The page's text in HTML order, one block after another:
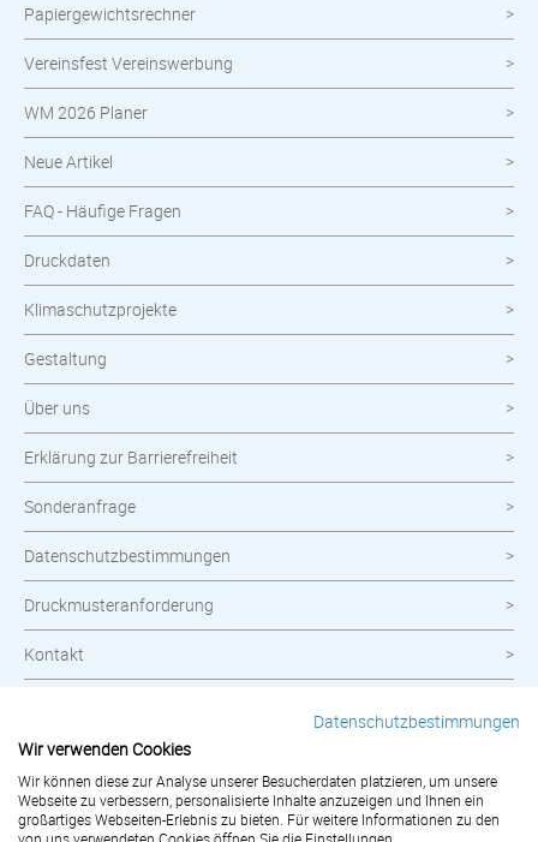
Wahlen
Neuheiten im Shop
Papiergewichtsrechner
Vereinsfest Vereinswerbung
WM 2026 Planer
Neue Artikel
FAQ - Häufige Fragen
Druckdaten
Klimaschutzprojekte
Gestaltung
Über uns
Erklärung zur Barrierefreiheit
Sonderanfrage
Datenschutzbestimmungen
Druckmusteranforderung
Kontakt
Impressum
AGB
Datenschutzbestimmungen
Wir verwenden Cookies
Wir können diese zur Analyse unserer Besucherdaten platzieren, um unsere
Webseite zu verbessern, personalisierte Inhalte anzuzeigen und Ihnen ein
großartiges Webseiten-Erlebnis zu bieten. Für weitere Informationen zu den